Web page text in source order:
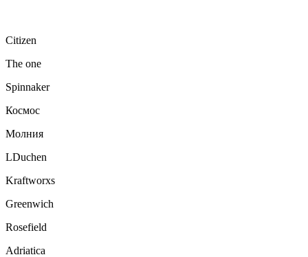
Citizen
The one
Spinnaker
Космос
Молния
LDuchen
Kraftworxs
Greenwich
Rosefield
Adriatica